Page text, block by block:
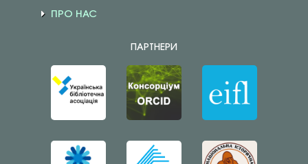
ПРО НАС
ПАРТНЕРИ